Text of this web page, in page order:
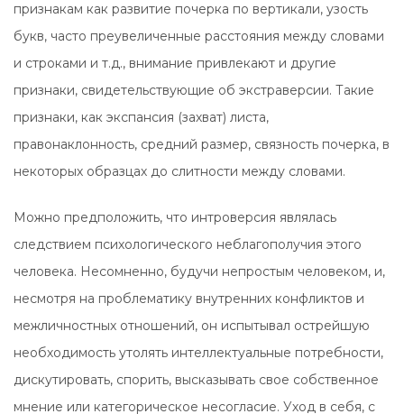
признакам как развитие почерка по вертикали, узость
букв, часто преувеличенные расстояния между словами
и строками и т.д., внимание привлекают и другие
признаки, свидетельствующие об экстраверсии. Такие
признаки, как экспансия (захват) листа,
правонаклонность, средний размер, связность почерка, в
некоторых образцах до слитности между словами.
Можно предположить, что интроверсия являлась
следствием психологического неблагополучия этого
человека. Несомненно, будучи непростым человеком, и,
несмотря на проблематику внутренних конфликтов и
межличностных отношений, он испытывал острейшую
необходимость утолять интеллектуальные потребности,
дискутировать, спорить, высказывать свое собственное
мнение или категорическое несогласие. Уход в себя, с